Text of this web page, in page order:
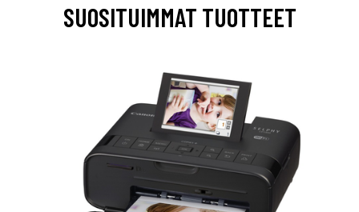
SUOSITUIMMAT TUOTTEET